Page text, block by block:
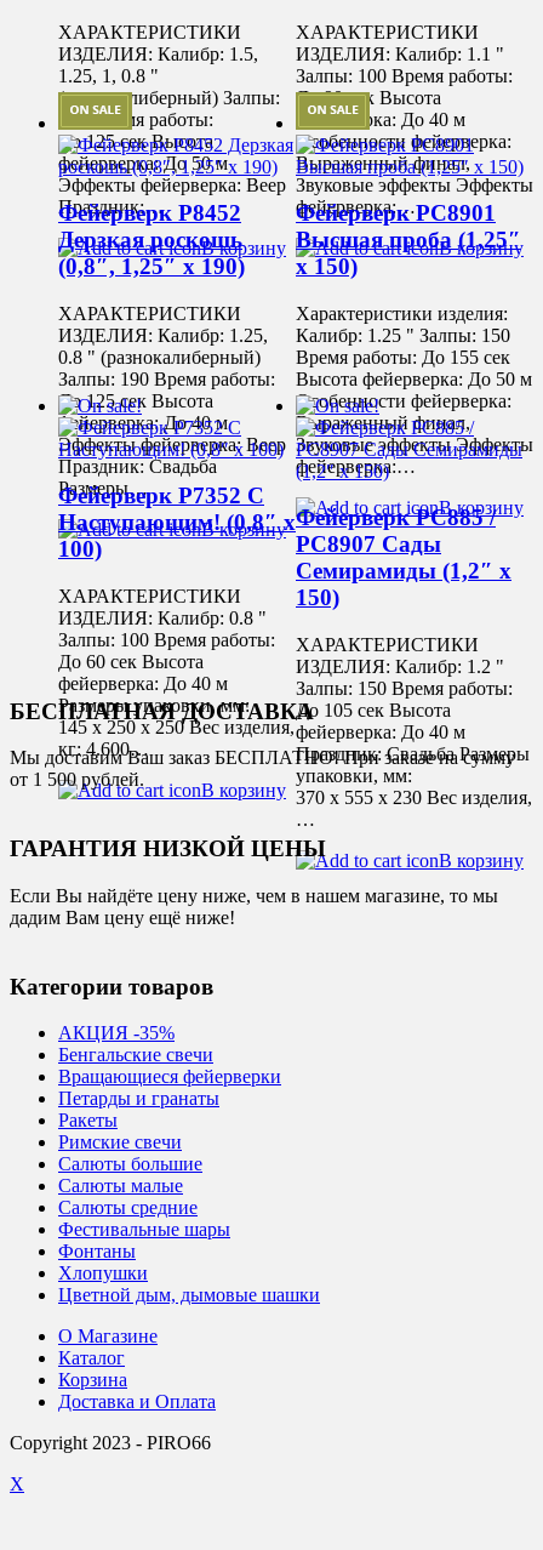
ХАРАКТЕРИСТИКИ
ИЗДЕЛИЯ: Калибр: 1.5,
1.25, 1, 0.8 "
(разнокалиберный) Залпы:
222 Время работы:
До 125 сек Высота
фейерверка: До 50 м
Эффекты фейерверка: Веер
Праздник:…
В корзину
ХАРАКТЕРИСТИКИ
ИЗДЕЛИЯ: Калибр: 1.1 "
Залпы: 100 Время работы:
До 90 сек Высота
фейерверка: До 40 м
Особенности фейерверка:
Выраженный финал,
Звуковые эффекты Эффекты
фейерверка:…
В корзину
Фейерверк Р8452
Дерзкая роскошь
(0,8″, 1,25″ х 190)
ХАРАКТЕРИСТИКИ
ИЗДЕЛИЯ: Калибр: 1.25,
0.8 " (разнокалиберный)
Залпы: 190 Время работы:
До 125 сек Высота
фейерверка: До 40 м
Эффекты фейерверка: Веер
Праздник: Свадьба
Размеры…
В корзину
Фейерверк РС8901
Высшая проба (1,25″
х 150)
Характеристики изделия:
Калибр: 1.25 " Залпы: 150
Время работы: До 155 сек
Высота фейерверка: До 50 м
Особенности фейерверка:
Выраженный финал,
Звуковые эффекты Эффекты
фейерверка:…
В корзину
Фейерверк Р7352 С
Наступающим! (0,8″ х
100)
ХАРАКТЕРИСТИКИ
ИЗДЕЛИЯ: Калибр: 0.8 "
Залпы: 100 Время работы:
До 60 сек Высота
фейерверка: До 40 м
Размеры упаковки, мм:
145 х 250 х 250 Вес изделия,
кг: 4.600…
В корзину
Фейерверк РС885 /
РС8907 Сады
Семирамиды (1,2″ х
150)
ХАРАКТЕРИСТИКИ
ИЗДЕЛИЯ: Калибр: 1.2 "
Залпы: 150 Время работы:
До 105 сек Высота
фейерверка: До 40 м
Праздник: Свадьба Размеры
упаковки, мм:
370 х 555 х 230 Вес изделия,
…
В корзину
БЕСПЛАТНАЯ ДОСТАВКА
Мы доставим Ваш заказ БЕСПЛАТНО! При заказе на сумму
от 1 500 рублей.
ГАРАНТИЯ НИЗКОЙ ЦЕНЫ
Если Вы найдёте цену ниже, чем в нашем магазине, то мы
дадим Вам цену ещё ниже!
Категории товаров
АКЦИЯ -35%
Бенгальские свечи
Вращающиеся фейерверки
Петарды и гранаты
Ракеты
Римские свечи
Салюты большие
Салюты малые
Салюты средние
Фестивальные шары
Фонтаны
Хлопушки
Цветной дым, дымовые шашки
О Магазине
Каталог
Корзина
Доставка и Оплата
Copyright 2023 - PIRO66
X